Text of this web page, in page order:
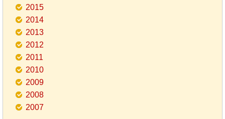
2015
2014
2013
2012
2011
2010
2009
2008
2007